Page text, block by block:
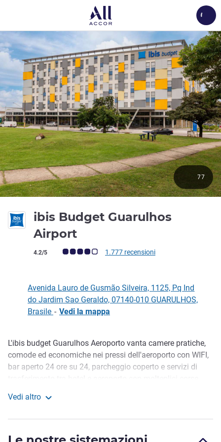
ibis Budget Guarulhos
Airport
Giudizio clienti (Valutazione ALL)
4.2/5 1.777 recensioni
77
Avenida Lauro de Gusmão Silveira, 1125, Pq Ind
do Jardim Sao Geraldo, 07140-010 GUARULHOS,
Brasile - Vedi la mappa
Descrizione
L'ibis budget Guarulhos Aeroporto vanta camere pratiche,
comode ed economiche nei pressi dell'aeroporto con WIFI,
bar aperto 24 ore su 24, parcheggio coperto e servizi di
pagamento), una scelta pratica e comoda per i viaggiatori
soggiorni veloci e funzionali.
Vedi altro